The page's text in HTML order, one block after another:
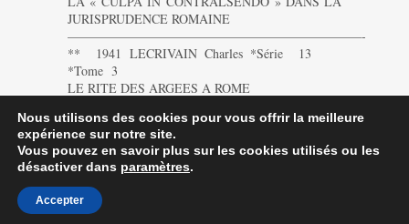
JURISPRUDENCE ROMAINE
———————————————————————-
** 1941 LECRIVAIN Charles *Série 13
*Tome 3
LE RITE DES ARGEES A ROME
Nous utilisons des cookies pour vous offrir la meilleure
expérience sur notre site.
Vous pouvez en savoir plus sur les cookies utilisés ou les
désactiver dans paramètres.
Accepter